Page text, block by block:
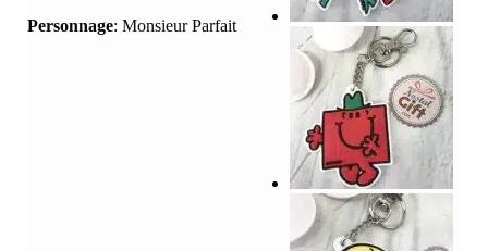
Personnage: Monsieur Parfait